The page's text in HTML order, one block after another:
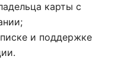
карты с
и поддержке